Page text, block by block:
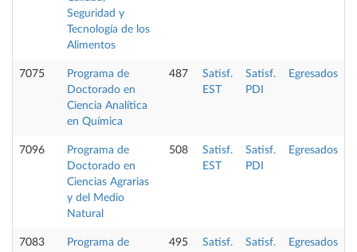
Seguridad y
Tecnología de los
Alimentos
7075
Programa de
Doctorado en
Ciencia Analítica
en Química
487
Satisf.
EST
Satisf.
PDI
Egresados
7096
Programa de
Doctorado en
Ciencias Agrarias
y del Medio
Natural
508
Satisf.
EST
Satisf.
PDI
Egresados
7083
Programa de
495
Satisf.
Satisf.
Egresados